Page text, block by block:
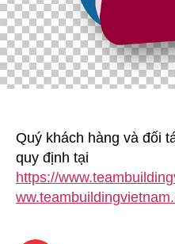
Quý khách hàng và đối
quy định tại
https://